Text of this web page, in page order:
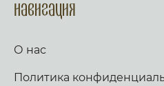
Навигация
О нас
Политика